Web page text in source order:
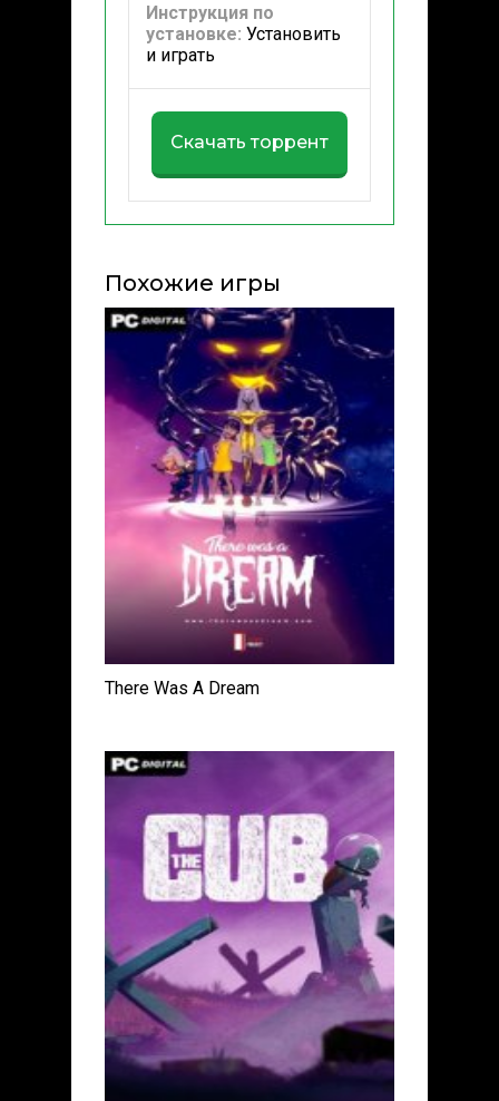
Инструкция по
установке: Установить
и играть
Скачать торрент
Похожие игры
There Was A Dream